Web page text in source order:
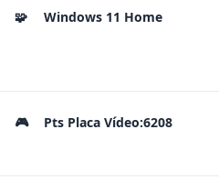
🧩 Windows 11 Home
🎮
Pts Placa Vídeo:6208